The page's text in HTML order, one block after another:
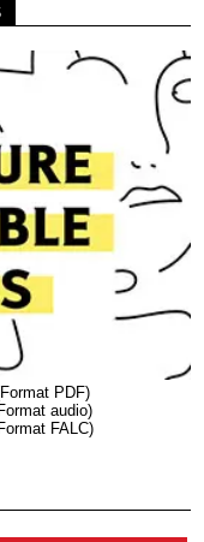
PDF)
audio)
FALC)